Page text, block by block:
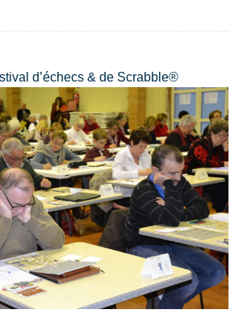
d’échecs & de Scrabble®